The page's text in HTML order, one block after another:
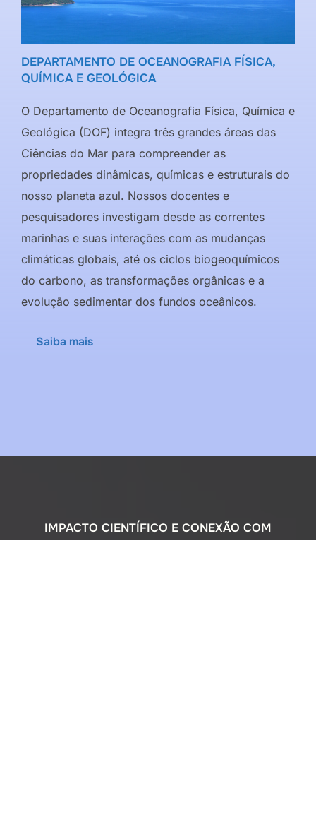
DEPARTAMENTO DE OCEANOGRAFIA FÍSICA,
QUÍMICA E GEOLÓGICA
O Departamento de Oceanografia Física, Química e
Geológica (DOF) integra três grandes áreas das
Ciências do Mar para compreender as
propriedades dinâmicas, químicas e estruturais do
nosso planeta azul. Nossos docentes e
pesquisadores investigam desde as correntes
marinhas e suas interações com as mudanças
climáticas globais, até os ciclos biogeoquímicos
do carbono, as transformações orgânicas e a
evolução sedimentar dos fundos oceânicos.
Saiba mais
IMPACTO CIENTÍFICO E CONEXÃO COM
A SOCIEDADE